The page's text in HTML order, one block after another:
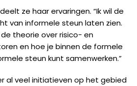
ze haar ervaringen. “Ik wil de
van informele steun laten zien.
theorie over risico- en
en hoe je binnen de formele
steun kunt samenwerken.”
al veel initiatieven op het gebied